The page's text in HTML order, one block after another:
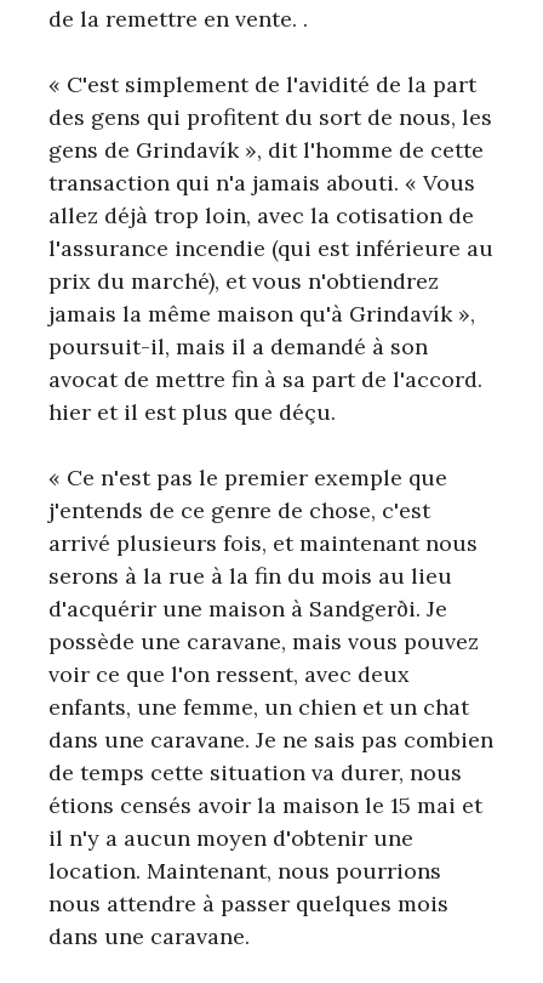
de la remettre en vente. .
« C'est simplement de l'avidité de la part
des gens qui profitent du sort de nous, les
gens de Grindavík », dit l'homme de cette
transaction qui n'a jamais abouti. « Vous
allez déjà trop loin, avec la cotisation de
l'assurance incendie (qui est inférieure au
prix du marché), et vous n'obtiendrez
jamais la même maison qu'à Grindavík »,
poursuit-il, mais il a demandé à son
avocat de mettre fin à sa part de l'accord.
hier et il est plus que déçu.
« Ce n'est pas le premier exemple que
j'entends de ce genre de chose, c'est
arrivé plusieurs fois, et maintenant nous
serons à la rue à la fin du mois au lieu
d'acquérir une maison à Sandgerði. Je
possède une caravane, mais vous pouvez
voir ce que l'on ressent, avec deux
enfants, une femme, un chien et un chat
dans une caravane. Je ne sais pas combien
de temps cette situation va durer, nous
étions censés avoir la maison le 15 mai et
il n'y a aucun moyen d'obtenir une
location. Maintenant, nous pourrions
nous attendre à passer quelques mois
dans une caravane.